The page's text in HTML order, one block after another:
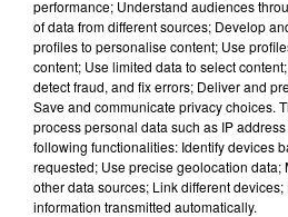
performance; Understand audiences
of data from different sources; Develop
profiles to personalise content; Use
content; Use limited data to select
detect fraud, and fix errors; Deliver and
Save and communicate privacy choices.
process personal data such as IP
following functionalities: Identify devices
requested; Use precise geolocation data;
other data sources; Link different
information transmitted automatically.